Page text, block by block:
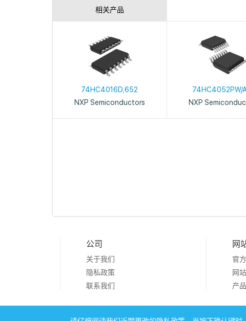
相关产品
74HC4016D,652
NXP Semiconductors
74HC4052PW/
NXP
公司
关于我们
隐私政策
联系我们
网
官
网
产